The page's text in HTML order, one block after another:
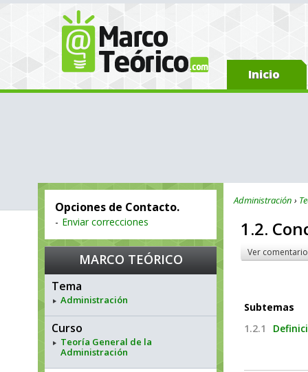
Inicio
Opciones de Contacto.
- Enviar correcciones
MARCO TEÓRICO
Tema
Administración
Curso
Teoría General de la
Administración
Administración
1.2.
Ver
Subtemas
1.2.1